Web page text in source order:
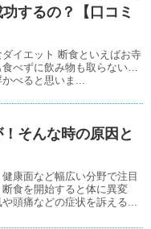
するの？【口コミ
イエット 断食といえばお寺
べずに飲み物も取らない…
べると思いま...
そんな時の原因と
康面など幅広い分野で注目
食を開始すると体に異変
頭痛などの症状を訴える...